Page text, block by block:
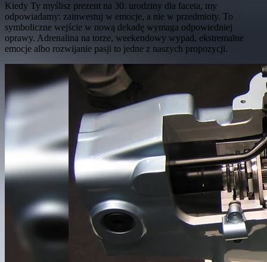
Kiedy Ty myślisz prezent na 30. urodziny dla faceta, my
odpowiadamy: zainwestuj w emocje, a nie w przedmioty. To
symboliczne wejście w nową dekadę wymaga odpowiedniej
oprawy. Adrenalina na torze, weekendowy wypad, ekstremalne
emocje albo rozwijanie pasji to jedne z naszych propozycji.